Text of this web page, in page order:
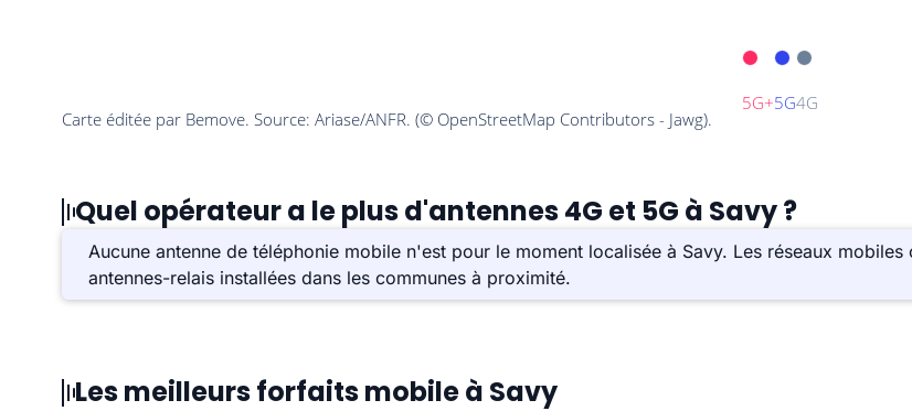
Quel opérateur a le plus d'antennes 4G et 5G à Savy ?
Aucune antenne de téléphonie mobile n'est pour le moment localisée à Savy. Les réseaux
antennes-relais installées dans les communes à proximité.
Les meilleurs forfaits mobile à Savy